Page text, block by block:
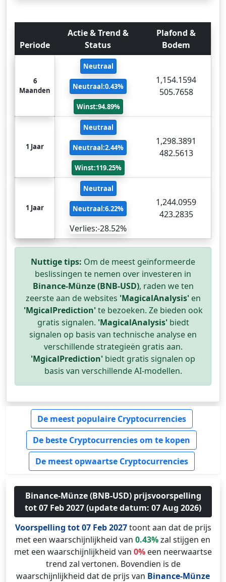
Periode
Actie & Trend &
Status
Plafond &
Bodem
6
Maanden
Neutraal
Neutraal:0.43%
Winst:94.89%
1,154.1594
505.7658
1 Jaar
Neutraal
Neutraal:2.44%
Winst:119.25%
1,298.3891
482.5613
1 Jaar
Neutraal
Neutraal:6.22%
Verlies:-28.52%
1,244.0959
423.2835
Nuttige tips: Om de meest geïnformeerde
beslissingen te nemen over investeren in
Binance-Münze (BNB-USD), raden we ten
zeerste aan de websites 'MagicalAnalysis'en
'MgicalPrediction'te bezoeken. Ze bieden ook
gratis signalen. 'MagicalAnalysis'biedt
signalen op basis van technische analyse en
verschillende strategieën gratis aan.
'MgicalPrediction' biedt gratis signalen op
basis van verschillende AI-modellen.
De meest populaire Cryptocurrencies
De beste Cryptocurrencies om te kopen
De meest opwaartse Cryptocurrencies
Binance-Münze (BNB-USD) prijsvoorspelling
tot 07 Feb 2027 (update datum: 07 Aug 2026)
Voorspelling tot 07 Feb 2027toont aan dat de prijs
met een waarschijnlijkheid van 0.43%zal stijgen en
met een waarschijnlijkheid van 0% een neerwaartse
trend zal vertonen. Bovendien is de
waarschijnlijkheid dat de prijs van Binance-Münze